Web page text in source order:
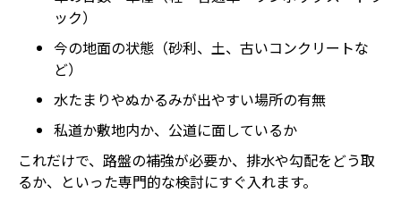
ック）
今の地面の状態（砂利、土、古いコンクリートな
ど）
水たまりやぬかるみが出やすい場所の有無
私道か敷地内か、公道に面しているか
これだけで、路盤の補強が必要か、排水や勾配をどう取
るか、といった専門的な検討にすぐ入れます。